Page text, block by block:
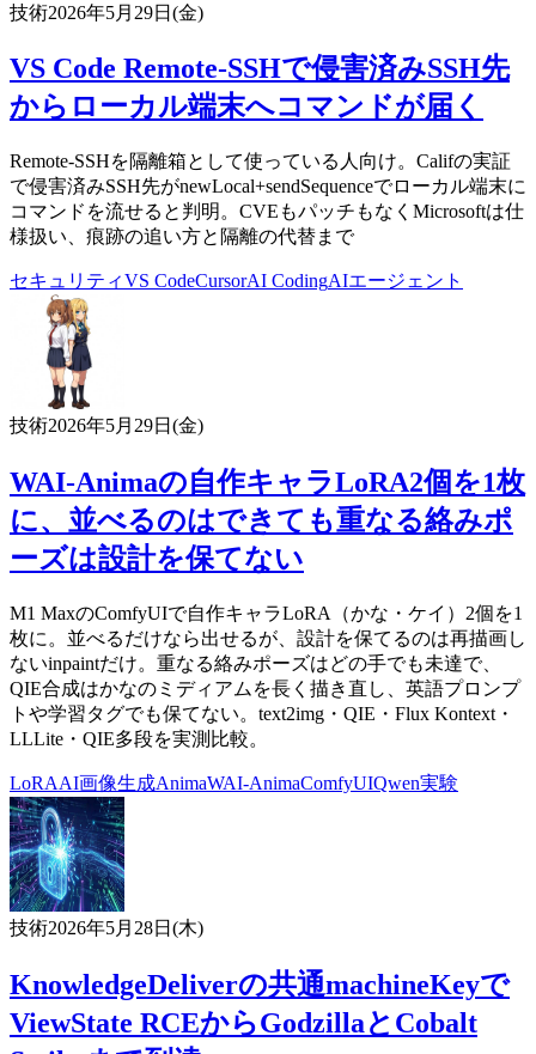
技術2026年5月29日(金)
VS Code Remote-SSHで侵害済みSSH先
からローカル端末へコマンドが届く
Remote-SSHを隔離箱として使っている人向け。Califの実証
で侵害済みSSH先がnewLocal+sendSequenceでローカル端末に
コマンドを流せると判明。CVEもパッチもなくMicrosoftは仕
様扱い、痕跡の追い方と隔離の代替まで
セキュリティVS CodeCursorAI CodingAIエージェント
技術2026年5月29日(金)
WAI-Animaの自作キャラLoRA2個を1枚
に、並べるのはできても重なる絡みポ
ーズは設計を保てない
M1 MaxのComfyUIで自作キャラLoRA（かな・ケイ）2個を1
枚に。並べるだけなら出せるが、設計を保てるのは再描画し
ないinpaintだけ。重なる絡みポーズはどの手でも未達で、
QIE合成はかなのミディアムを長く描き直し、英語プロンプ
トや学習タグでも保てない。text2img・QIE・Flux Kontext・
LLLite・QIE多段を実測比較。
LoRAAI画像生成AnimaWAI-AnimaComfyUIQwen実験
技術2026年5月28日(木)
KnowledgeDeliverの共通machineKeyで
ViewState RCEからGodzillaとCobalt